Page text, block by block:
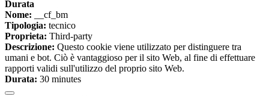
Durata
Nome: __cf_bm
Tipologia: tecnico
Proprieta: Third-party
Descrizione: Questo cookie viene utilizzato per distinguere tra
umani e bot. Ciò è vantaggioso per il sito Web, al fine di effettuare
rapporti validi sull'utilizzo del proprio sito Web.
Durata: 30 minutes